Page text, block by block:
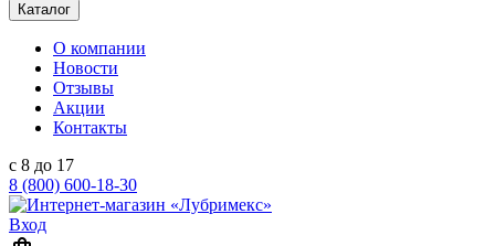
Каталог
О компании
Новости
Отзывы
Акции
Контакты
с 8 до 17
8 (800) 600-18-30
Вход